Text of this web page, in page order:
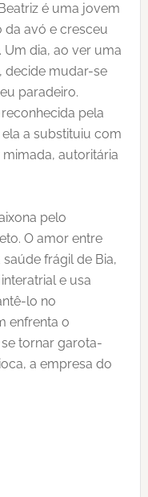
é uma jovem
da avó e cresceu
dia, ao ver uma
decide mudar-se
paradeiro.
pela
a substituiu com
autoritária
pelo
O amor entre
frágil de Bia,
e usa
lo no
enfrenta o
tornar garota-
a empresa do